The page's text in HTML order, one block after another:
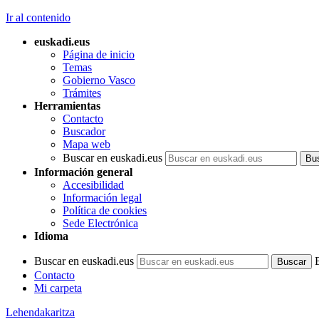
Ir al contenido
euskadi.eus
Página de inicio
Temas
Gobierno Vasco
Trámites
Herramientas
Contacto
Buscador
Mapa web
Buscar en euskadi.eus
Información general
Accesibilidad
Información legal
Política de cookies
Sede Electrónica
Idioma
Buscar en euskadi.eus
Contacto
Mi carpeta
Lehendakaritza